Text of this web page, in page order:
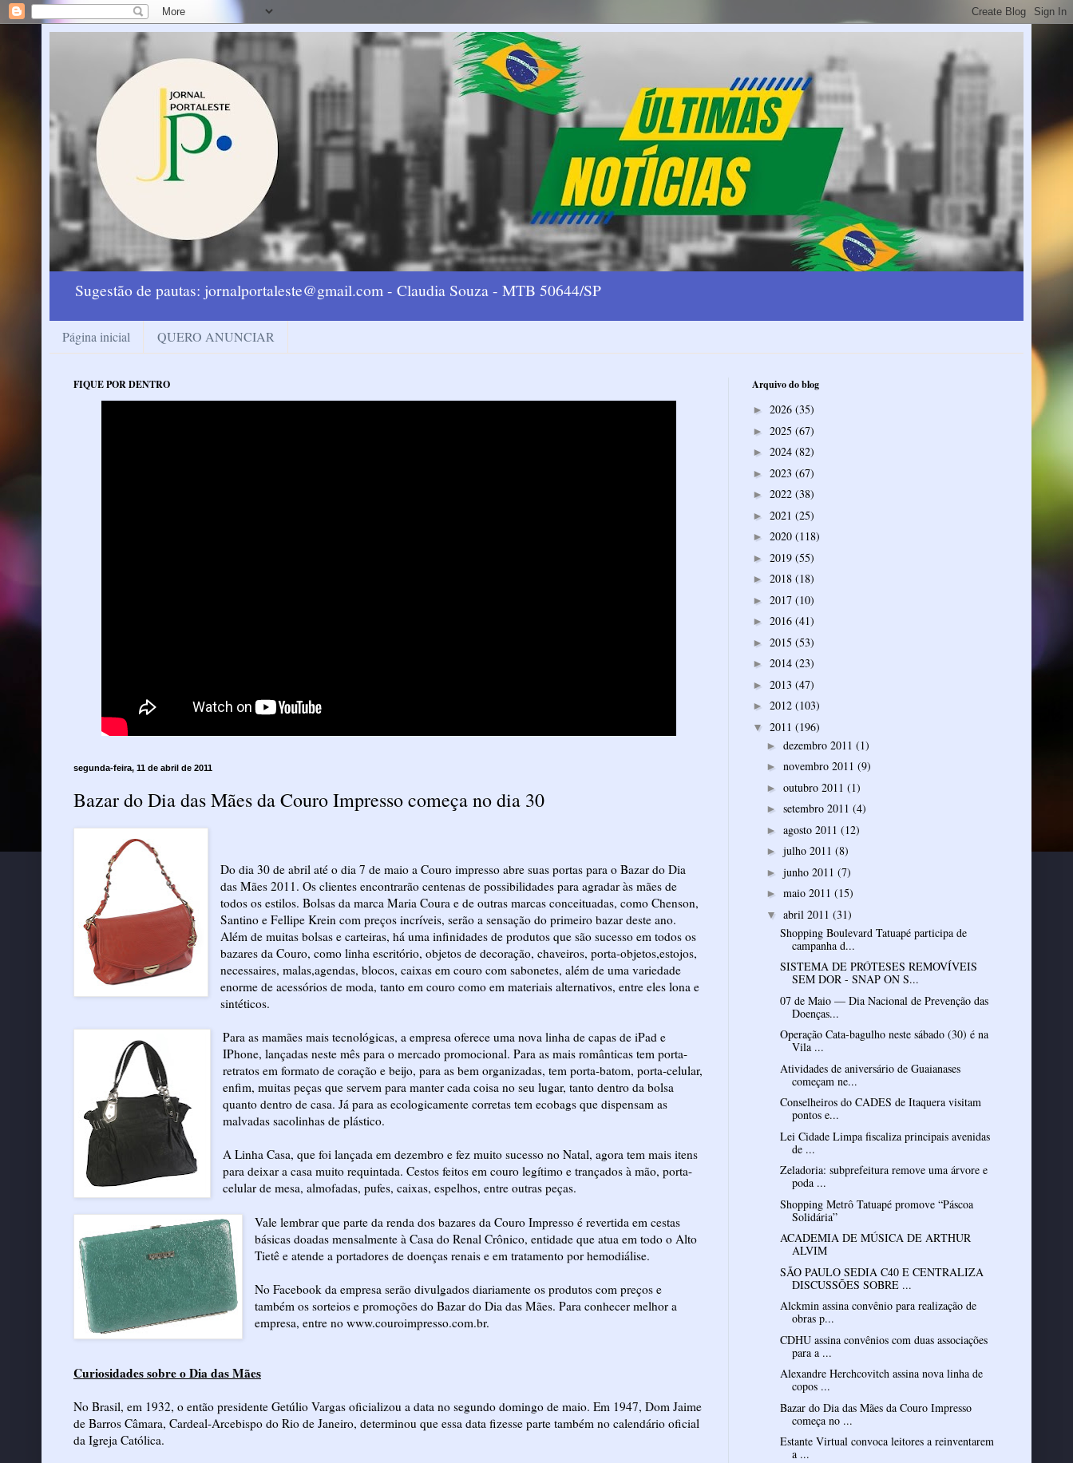
Sugestão de pautas: jornalportaleste@gmail.com - Claudia Souza - MTB 50644/SP
Página inicial QUERO ANUNCIAR
FIQUE POR DENTRO
segunda-feira, 11 de abril de 2011
Bazar do Dia das Mães da Couro Impresso começa no dia 30
Do dia 30 de abril até o dia 7 de maio a Couro impresso abre suas portas para o Bazar do Dia
das Mães 2011. Os clientes encontrarão centenas de possibilidades para agradar às mães de
todos os estilos. Bolsas da marca Maria Coura e de outras marcas conceituadas, como Chenson,
Santino e Fellipe Krein com preços incríveis, serão a sensação do primeiro bazar deste ano.
Além de muitas bolsas e carteiras, há uma infinidades de produtos que são sucesso em todos os
bazares da Couro, como linha escritório, objetos de decoração, chaveiros, porta-objetos,estojos,
necessaires, malas,agendas, blocos, caixas em couro com sabonetes, além de uma variedade
enorme de acessórios de moda, tanto em couro como em materiais alternativos, entre eles lona e
sintéticos.
Para as mamães mais tecnológicas, a empresa oferece uma nova linha de capas de iPad e
IPhone, lançadas neste mês para o mercado promocional. Para as mais românticas tem porta-
retratos em formato de coração e beijo, para as bem organizadas, tem porta-batom, porta-celular,
enfim, muitas peças que servem para manter cada coisa no seu lugar, tanto dentro da bolsa
quanto dentro de casa. Já para as ecologicamente corretas tem ecobags que dispensam as
malvadas sacolinhas de plástico.
A Linha Casa, que foi lançada em dezembro e fez muito sucesso no Natal, agora tem mais itens
para deixar a casa muito requintada. Cestos feitos em couro legítimo e trançados à mão, porta-
celular de mesa, almofadas, pufes, caixas, espelhos, entre outras peças.
Vale lembrar que parte da renda dos bazares da Couro Impresso é revertida em cestas
básicas doadas mensalmente à Casa do Renal Crônico, entidade que atua em todo o Alto
Tietê e atende a portadores de doenças renais e em tratamento por hemodiálise.
No Facebook da empresa serão divulgados diariamente os produtos com preços e
também os sorteios e promoções do Bazar do Dia das Mães. Para conhecer melhor a
empresa, entre no www.couroimpresso.com.br.
Curiosidades sobre o Dia das Mães
No Brasil, em 1932, o então presidente Getúlio Vargas oficializou a data no segundo domingo de maio. Em 1947, Dom Jaime
de Barros Câmara, Cardeal-Arcebispo do Rio de Janeiro, determinou que essa data fizesse parte também no calendário oficial
da Igreja Católica.
Arquivo do blog
► 2026 (35)
► 2025 (67)
► 2024 (82)
► 2023 (67)
► 2022 (38)
► 2021 (25)
► 2020 (118)
► 2019 (55)
► 2018 (18)
► 2017 (10)
► 2016 (41)
► 2015 (53)
► 2014 (23)
► 2013 (47)
► 2012 (103)
▼ 2011 (196)
► dezembro 2011 (1)
► novembro 2011 (9)
► outubro 2011 (1)
► setembro 2011 (4)
► agosto 2011 (12)
► julho 2011 (8)
► junho 2011 (7)
► maio 2011 (15)
▼ abril 2011 (31)
Shopping Boulevard Tatuapé participa de
campanha d...
SISTEMA DE PRÓTESES REMOVÍVEIS
SEM DOR - SNAP ON S...
07 de Maio — Dia Nacional de Prevenção das
Doenças...
Operação Cata-bagulho neste sábado (30) é na
Vila ...
Atividades de aniversário de Guaianases
começam ne...
Conselheiros do CADES de Itaquera visitam
pontos e...
Lei Cidade Limpa fiscaliza principais avenidas
de ...
Zeladoria: subprefeitura remove uma árvore e
poda ...
Shopping Metrô Tatuapé promove “Páscoa
Solidária”
ACADEMIA DE MÚSICA DE ARTHUR
ALVIM
SÃO PAULO SEDIA C40 E CENTRALIZA
DISCUSSÕES SOBRE ...
Alckmin assina convênio para realização de
obras p...
CDHU assina convênios com duas associações
para a ...
Alexandre Herchcovitch assina nova linha de
copos ...
Bazar do Dia das Mães da Couro Impresso
começa no ...
Estante Virtual convoca leitores a reinventarem
a ...